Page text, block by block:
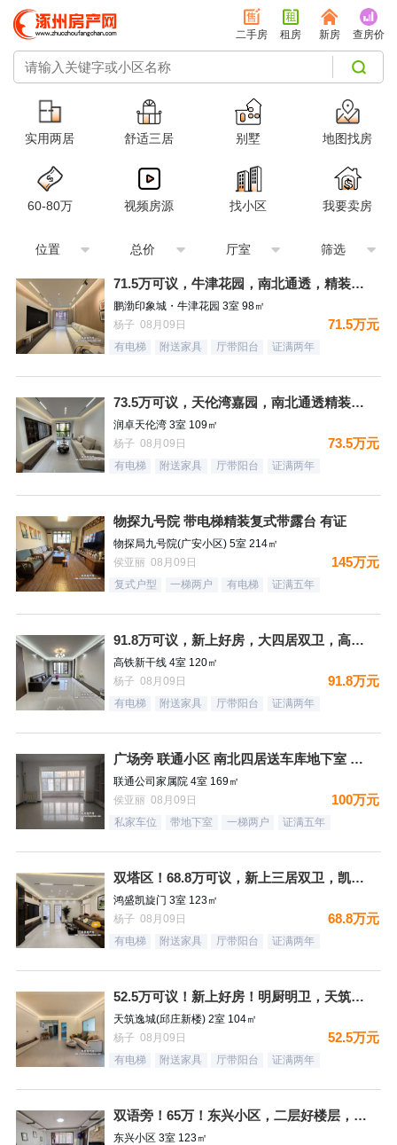
二手房 租房 新房 查房价
实用两居 舒适三居 别墅 地图找房
60-80万 视频房源 找小区 我要卖房
位置 总价 厅室 筛选
71.5万可议，牛津花园，南北通透，精装未住三居，装修太哇塞
鹏渤印象城・牛津花园 3室 98㎡
杨子 08月09日
71.5万元
有电梯 附送家具 厅带阳台 证满两年
73.5万可议，天伦湾嘉园，南北通透精装未住，样板间南北三居
润卓天伦湾 3室 109㎡
杨子 08月09日
73.5万元
有电梯 附送家具 厅带阳台 证满两年
物探九号院 带电梯精装复式带露台 有证
物探局九号院(广安小区) 5室 214㎡
侯亚丽 08月09日
145万元
复式户型 一梯两户 有电梯 证满五年
91.8万可议，新上好房，大四居双卫，高铁新干线，南北通透，
高铁新干线 4室 120㎡
杨子 08月09日
91.8万元
有电梯 附送家具 厅带阳台 证满两年
广场旁 联通小区 南北四居送车库地下室 好楼层税费低
联通公司家属院 4室 169㎡
侯亚丽 08月09日
100万元
私家车位 带地下室 一梯两户 证满五年
双塔区！68.8万可议，新上三居双卫，凯旋门，精装未住，满二
鸿盛凯旋门 3室 123㎡
杨子 08月09日
68.8万元
有电梯 附送家具 厅带阳台 证满两年
52.5万可议！新上好房！明厨明卫，天筑逸城，南北通透二居，
天筑逸城(邱庄新楼) 2室 104㎡
杨子 08月09日
52.5万元
有电梯 附送家具 厅带阳台 证满两年
双语旁！65万！东兴小区，二层好楼层，三居双卫，满二，看房方
东兴小区 3室 123㎡